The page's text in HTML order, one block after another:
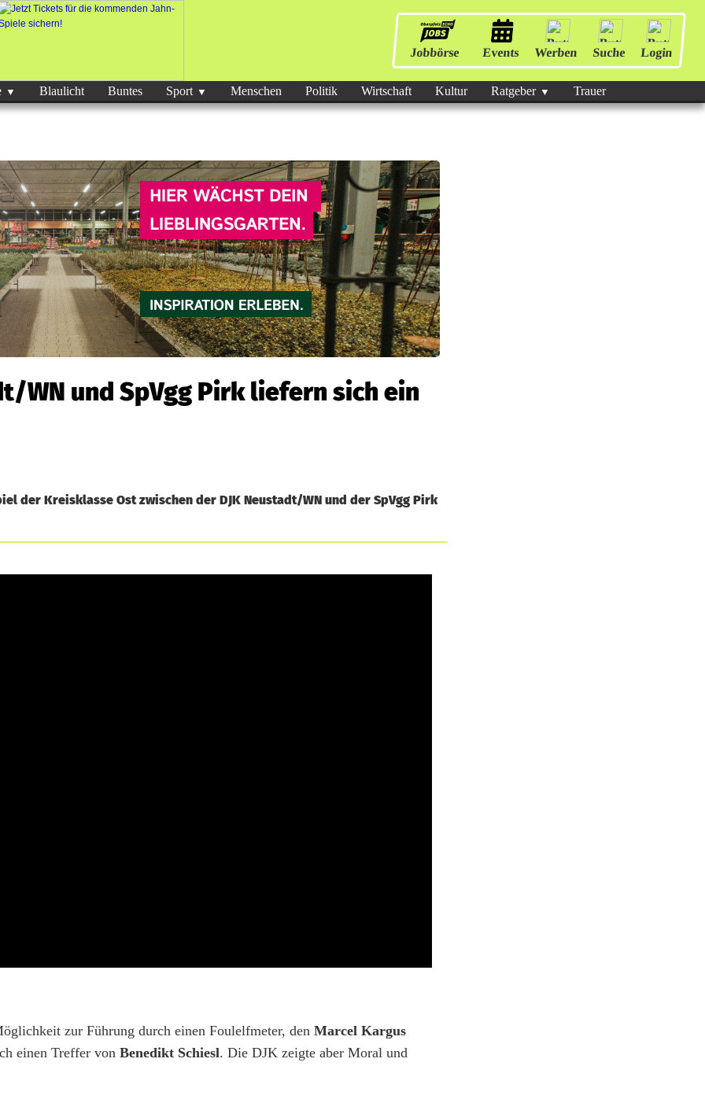
Jobbörse Events Werben Suche Login
Blaulicht Buntes Sport Menschen Politik Wirtschaft Kultur Ratgeber Trauer
WN und SpVgg Pirk liefern sich ein
der Kreisklasse Ost zwischen der DJK Neustadt/WN und der SpVgg Pirk
zur Führung durch einen Foulelfmeter, den Marcel Kargus
einen Treffer von Benedikt Schiesl. Die DJK zeigte aber Moral und